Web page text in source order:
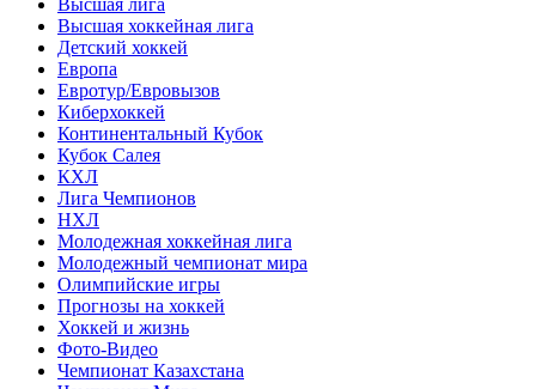
Высшая лига
Высшая хоккейная лига
Детский хоккей
Европа
Евротур/Евровызов
Киберхоккей
Континентальный Кубок
Кубок Салея
КХЛ
Лига Чемпионов
НХЛ
Молодежная хоккейная лига
Молодежный чемпионат мира
Олимпийские игры
Прогнозы на хоккей
Хоккей и жизнь
Фото-Видео
Чемпионат Казахстана